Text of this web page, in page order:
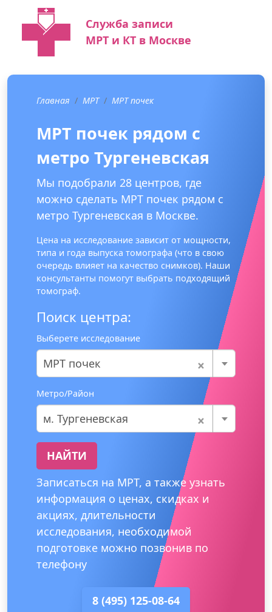
Служба записи
МРТ и КТ в Москве
Главная МРТ МРТ почек
МРТ почек рядом с
метро Тургеневская
Мы подобрали 28 центров, где
можно сделать МРТ почек рядом с
метро Тургеневская в Москве.
Цена на исследование зависит от мощности,
типа и года выпуска томографа (что в свою
очередь влияет на качество снимков). Наши
консультанты помогут выбрать подходящий
томограф.
Поиск центра:
Выберете исследование
×
МРТ почек
Метро/Район
×
м. Тургеневская
НАЙТИ
Записаться на МРТ, а также узнать
информация о ценах, скидках и
акциях, длительности
исследования, необходимой
подготовке можно позвонив по
телефону
8 (495) 125-08-64